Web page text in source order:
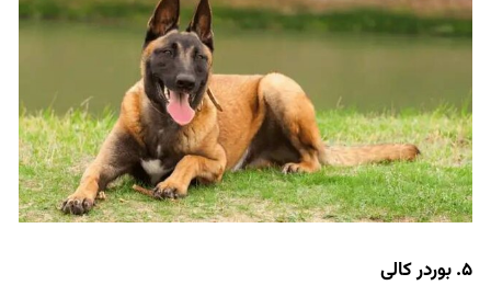
5. بوردر کالی